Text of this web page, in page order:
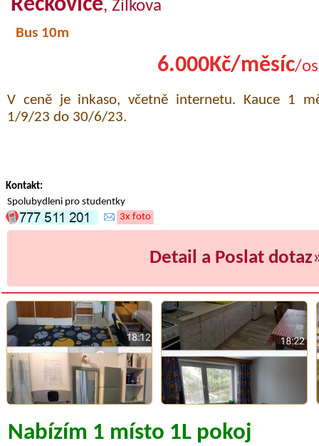
Řečkovice, Žilkova
Bus 10m
6.000Kč/měsíc/
V ceně je inkaso, včetně internetu. Kauce 1
1/9/23 do 30/6/23.
Kontakt:
Spolubydleni pro studentky
3x foto
Detail a Poslat dotaz
Nabízím 1 místo 1L pokoj